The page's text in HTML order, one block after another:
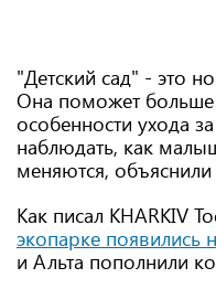
"Детский сад" - это
Она поможет больше
особенности ухода
наблюдать, как
меняются, объяснили
Как писал KHARKIV
экопарке появились
и Альта пополнили